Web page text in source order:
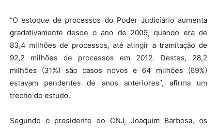
“O estoque de processos do Poder Judiciário aumenta
gradativamente desde o ano de 2009, quando era de
83,4 milhões de processos, até atingir a tramitação de
92,2 milhões de processos em 2012. Destes, 28,2
milhões (31%) são casos novos e 64 milhões (69%)
estavam pendentes de anos anteriores”, afirma um
trecho do estudo.
Segundo o presidente do CNJ, Joaquim Barbosa, os